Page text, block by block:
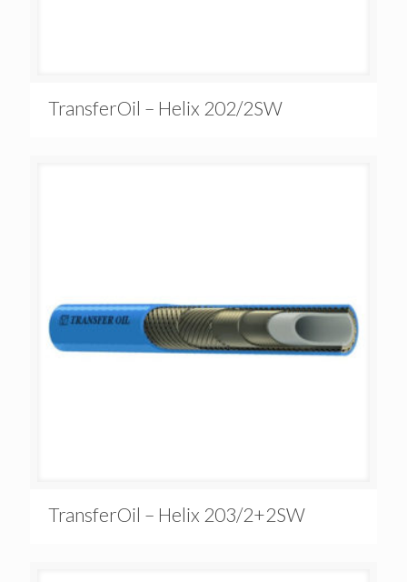
TransferOil – Helix 202/2SW
TransferOil – Helix 203/2+2SW